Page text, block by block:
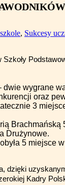
, Sukcesy
wygrane
oraz
3
Brachmańską
Drużynowe.
5 miejsce
dzięki
Kadry